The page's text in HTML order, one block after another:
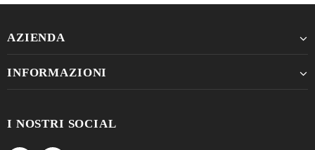
AZIENDA
INFORMAZIONI
I NOSTRI SOCIAL